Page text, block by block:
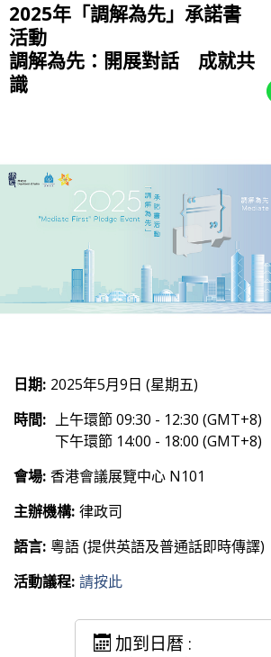
2025年「調解為先」承諾書
活動
調解為先：開展對話 成就共
識
日期: 2025年5月9日 (星期五)
時間: 上午環節 09:30 - 12:30 (GMT+8)
下午環節 14:00 - 18:00 (GMT+8)
會場: 香港會議展覽中心 N101
主辦機構: 律政司
語言: 粵語 (提供英語及普通話即時傳譯)
活動議程: 請按此
加到日暦 :